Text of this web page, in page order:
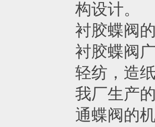
构设计。
衬胶蝶阀
衬胶蝶阀
轻纺，造
我厂生产
通蝶阀的